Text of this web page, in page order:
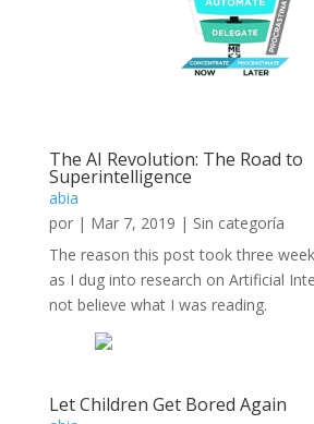
The AI Revolution: The Road to
Superintelligence
abia
por | Mar 7, 2019 | Sin categoría
The reason this post took three
as I dug into research on Artificial
not believe what I was reading.
Let Children Get Bored Again